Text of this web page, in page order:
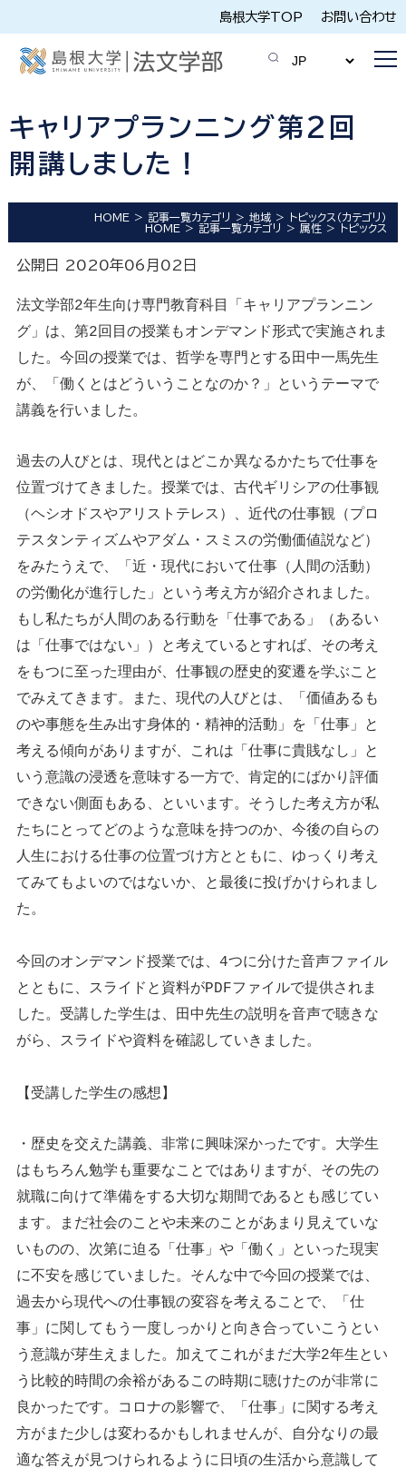
島根大学TOP お問い合わせ
キャリアプランニング第2回
開講しました！
HOME 記事一覧カテゴリ 地域
トピックス（カテゴリ）
HOME
記事一覧カテゴリ 属性 トピックス
公開日 2020年06月02日
法文学部2年生向け専門教育科目「キャリアプランニン
グ」は、第2回目の授業もオンデマンド形式で実施されま
した。今回の授業では、哲学を専門とする田中一馬先生
が、「働くとはどういうことなのか？」というテーマで
講義を行いました。
過去の人びとは、現代とはどこか異なるかたちで仕事を
位置づけてきました。授業では、古代ギリシアの仕事観
（ヘシオドスやアリストテレス）、近代の仕事観（プロ
テスタンティズムやアダム・スミスの労働価値説など）
をみたうえで、「近・現代において仕事（人間の活動）
の労働化が進行した」という考え方が紹介されました。
もし私たちが人間のある行動を「仕事である」（あるい
は「仕事ではない」）と考えているとすれば、その考え
をもつに至った理由が、仕事観の歴史的変遷を学ぶこと
でみえてきます。また、現代の人びとは、「価値あるも
のや事態を生み出す身体的・精神的活動」を「仕事」と
考える傾向がありますが、これは「仕事に貴賎なし」と
いう意識の浸透を意味する一方で、肯定的にばかり評価
できない側面もある、といいます。そうした考え方が私
たちにとってどのような意味を持つのか、今後の自らの
人生における仕事の位置づけ方とともに、ゆっくり考え
てみてもよいのではないか、と最後に投げかけられまし
た。
今回のオンデマンド授業では、4つに分けた音声ファイル
とともに、スライドと資料がPDFファイルで提供されま
した。受講した学生は、田中先生の説明を音声で聴きな
がら、スライドや資料を確認していきました。
【受講した学生の感想】
・歴史を交えた講義、非常に興味深かったです。大学生
はもちろん勉学も重要なことではありますが、その先の
就職に向けて準備をする大切な期間であるとも感じてい
ます。まだ社会のことや未来のことがあまり見えていな
いものの、次第に迫る「仕事」や「働く」といった現実
に不安を感じていました。そんな中で今回の授業では、
過去から現代への仕事観の変容を考えることで、「仕
事」に関してもう一度しっかりと向き合っていこうとい
う意識が芽生えました。加えてこれがまだ大学2年生とい
う比較的時間の余裕があるこの時期に聴けたのが非常に
良かったです。コロナの影響で、「仕事」に関する考え
方がまた少しは変わるかもしれませんが、自分なりの最
適な答えが見つけられるように日頃の生活から意識して